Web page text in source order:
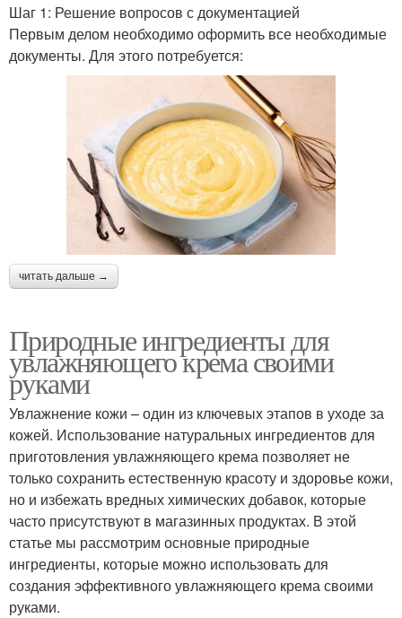
Шаг 1: Решение вопросов с документацией
Первым делом необходимо оформить все необходимые
документы. Для этого потребуется:
читать дальше →
Природные ингредиенты для
увлажняющего крема своими
руками
Увлажнение кожи – один из ключевых этапов в уходе за
кожей. Использование натуральных ингредиентов для
приготовления увлажняющего крема позволяет не
только сохранить естественную красоту и здоровье кожи,
но и избежать вредных химических добавок, которые
часто присутствуют в магазинных продуктах. В этой
статье мы рассмотрим основные природные
ингредиенты, которые можно использовать для
создания эффективного увлажняющего крема своими
руками.